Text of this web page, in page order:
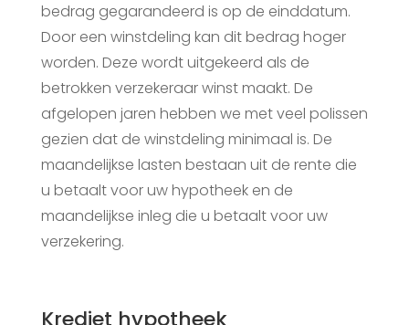
bedrag gegarandeerd is op de einddatum.
Door een winstdeling kan dit bedrag hoger
worden. Deze wordt uitgekeerd als de
betrokken verzekeraar winst maakt. De
afgelopen jaren hebben we met veel polissen
gezien dat de winstdeling minimaal is. De
maandelijkse lasten bestaan uit de rente die
u betaalt voor uw hypotheek en de
maandelijkse inleg die u betaalt voor uw
verzekering.
Krediet hypotheek